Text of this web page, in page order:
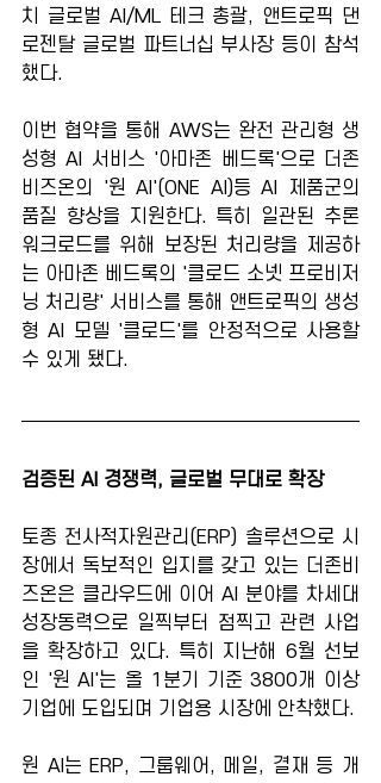
치 글로벌 AI/ML 테크 총괄, 앤트로픽 댄
로젠탈 글로벌 파트너십 부사장 등이 참석
했다.
이번 협약을 통해 AWS는 완전 관리형 생
성형 AI 서비스 '아마존 베드록'으로 더존
비즈온의 '원 AI'(ONE AI)등 AI 제품군의
품질 향상을 지원한다. 특히 일관된 추론
워크로드를 위해 보장된 처리량을 제공하
는 아마존 베드록의 '클로드 소넷 프로비저
닝 처리량' 서비스를 통해 앤트로픽의 생성
형 AI 모델 '클로드'를 안정적으로 사용할
수 있게 됐다.
검증된 AI 경쟁력, 글로벌 무대로 확장
토종 전사적자원관리(ERP) 솔루션으로 시
장에서 독보적인 입지를 갖고 있는 더존비
즈온은 클라우드에 이어 AI 분야를 차세대
성장동력으로 일찍부터 점찍고 관련 사업
을 확장하고 있다. 특히 지난해 6월 선보
인 '원 AI'는 올 1분기 기준 3800개 이상
기업에 도입되며 기업용 시장에 안착했다.
원 AI는 ERP, 그룹웨어, 메일, 결재 등 개